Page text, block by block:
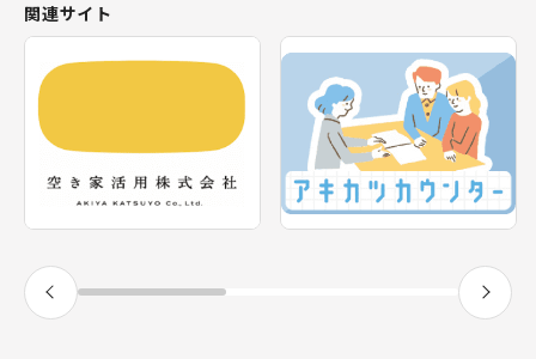
東北
関東
神奈川県
甲信越・北陸
東海
静岡県
新着の空き家
テーマから探す
エリアから探す
関連サイト